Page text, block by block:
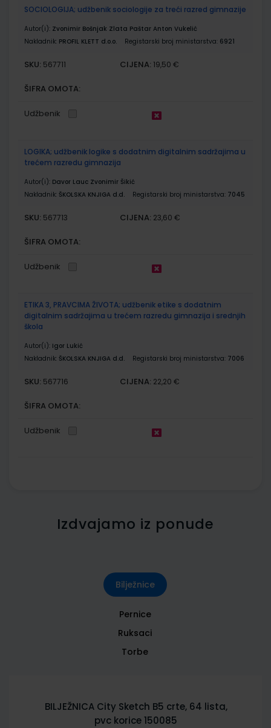
SOCIOLOGIJA; udžbenik sociologije za treći razred gimnazije
Autor(i): Zvonimir Bošnjak Zlata Paštar Anton Vukelić
Nakladnik: PROFIL KLETT d.o.o. Registarski broj ministarstva: 6921
SKU: 567711 CIJENA: 19,50 €
ŠIFRA OMOTA:
Udžbenik
LOGIKA; udžbenik logike s dodatnim digitalnim sadržajima u
trećem razredu gimnazija
Autor(i): Davor Lauc Zvonimir Šikić
Nakladnik: ŠKOLSKA KNJIGA d.d. Registarski broj ministarstva: 7045
SKU: 567713 CIJENA: 23,60 €
ŠIFRA OMOTA:
Udžbenik
ETIKA 3, PRAVCIMA ŽIVOTA; udžbenik etike s dodatnim
digitalnim sadržajima u trećem razredu gimnazija i srednjih
škola
Autor(i): Igor Lukić
Nakladnik: ŠKOLSKA KNJIGA d.d. Registarski broj ministarstva: 7006
SKU: 567716 CIJENA: 22,20 €
ŠIFRA OMOTA:
Udžbenik
Izdvajamo iz ponude
Bilježnice
Pernice
Ruksaci
Torbe
BILJEŽNICA City Sketch B5 crte, 64 lista,
pvc korice 150085